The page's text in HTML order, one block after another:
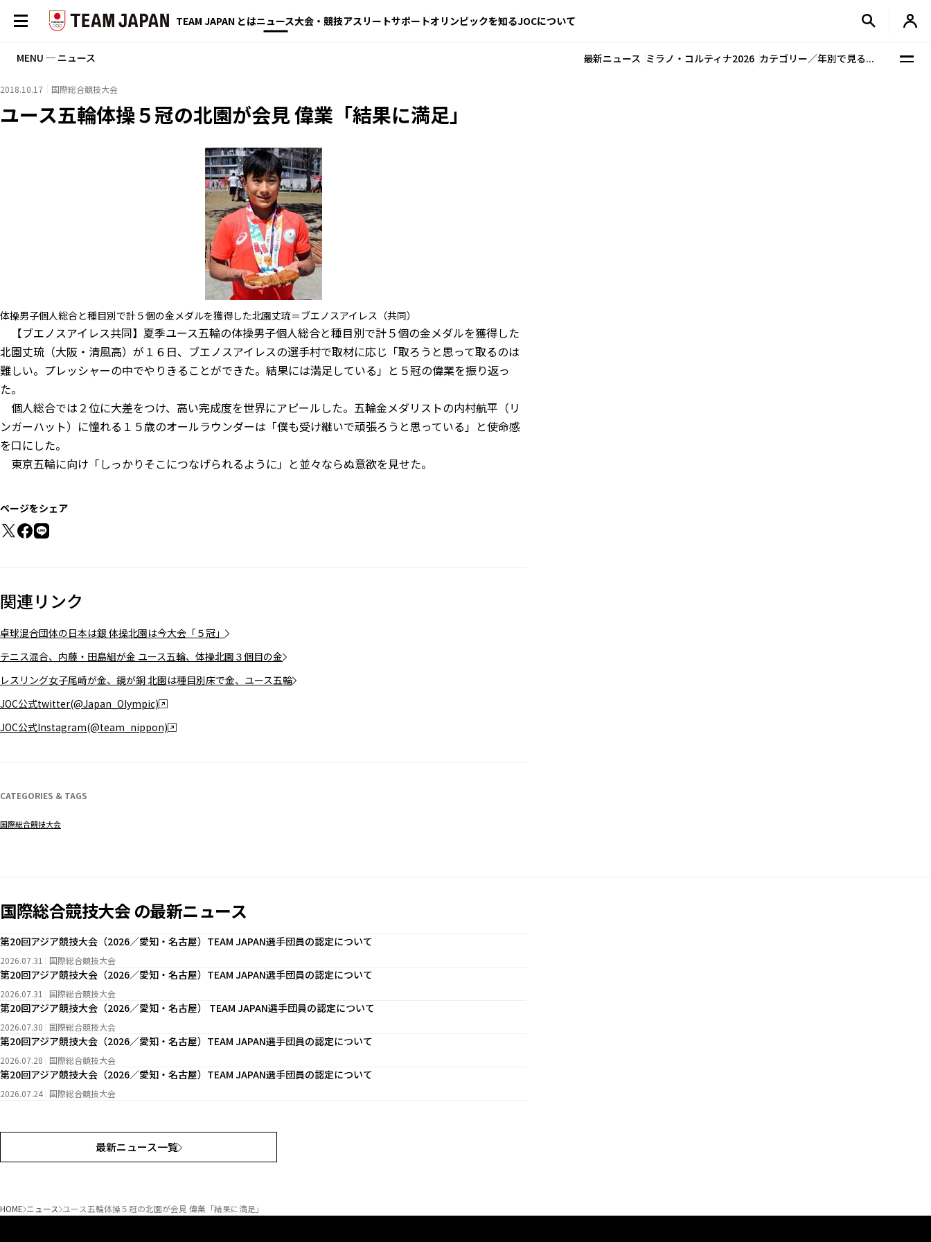
TEAM JAPAN とはニュース大会・競技アスリートサポートオリンピックを知るJOCについて
MENU ─ ニュース 最新ニュース ミラノ・コルティナ2026 カテゴリー／年別で見る...
2018.10.17 国際総合競技大会
ユース五輪体操５冠の北園が会見 偉業「結果に満足」
体操男子個人総合と種目別で計５個の金メダルを獲得した北園丈琉＝ブエノスアイレス（共同）
【ブエノスアイレス共同】夏季ユース五輪の体操男子個人総合と種目別で計５個の金メダルを獲得した
北園丈琉（大阪・清風高）が１６日、ブエノスアイレスの選手村で取材に応じ「取ろうと思って取るのは
難しい。プレッシャーの中でやりきることができた。結果には満足している」と５冠の偉業を振り返っ
た。
個人総合では２位に大差をつけ、高い完成度を世界にアピールした。五輪金メダリストの内村航平（リ
ンガーハット）に憧れる１５歳のオールラウンダーは「僕も受け継いで頑張ろうと思っている」と使命感
を口にした。
東京五輪に向け「しっかりそこにつなげられるように」と並々ならぬ意欲を見せた。
ページをシェア
関連リンク
卓球混合団体の日本は銀 体操北園は今大会「５冠」
テニス混合、内藤・田島組が金 ユース五輪、体操北園３個目の金
レスリング女子尾崎が金、鏡が銅 北園は種目別床で金、ユース五輪
JOC公式twitter(@Japan_Olympic)
JOC公式Instagram(@team_nippon)
CATEGORIES & TAGS
国際総合競技大会
国際総合競技大会 の最新ニュース
第20回アジア競技大会（2026／愛知・名古屋）TEAM JAPAN選手団員の認定について
2026.07.31 国際総合競技大会
第20回アジア競技大会（2026／愛知・名古屋）TEAM JAPAN選手団員の認定について
2026.07.31 国際総合競技大会
第20回アジア競技大会（2026／愛知・名古屋） TEAM JAPAN選手団員の認定について
2026.07.30 国際総合競技大会
第20回アジア競技大会（2026／愛知・名古屋）TEAM JAPAN選手団員の認定について
2026.07.28 国際総合競技大会
第20回アジア競技大会（2026／愛知・名古屋）TEAM JAPAN選手団員の認定について
2026.07.24 国際総合競技大会
最新ニュース一覧
HOME ニュース ユース五輪体操５冠の北園が会見 偉業「結果に満足」